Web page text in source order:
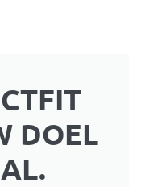
DOEL